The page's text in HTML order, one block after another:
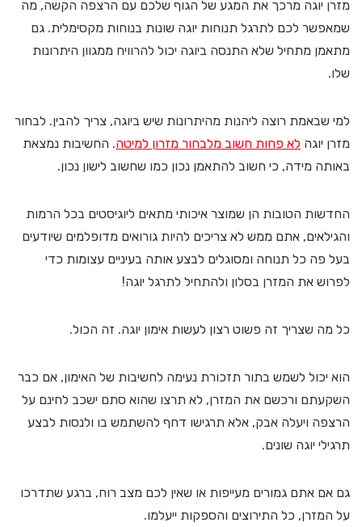
מזרן יוגה מרכך את המגע של הגוף שלכם עם הרצפה הקשה, מה
שמאפשר לכם לתרגל תנוחות יוגה שונות בנוחות מקסימלית. גם
מתאמן מתחיל שלא התנסה ביוגה יכול להרוויח ממגוון היתרונות
שלו.
למי שבאמת רוצה ליהנות מהיתרונות שיש ביוגה, צריך להבין. לבחור
מזרן יוגה לא פחות חשוב מלבחור מזרון למיטה. החשיבות נמצאת
באותה מידה, כי חשוב להתאמן נכון כמו שחשוב לישון נכון.
החדשות הטובות הן שמוצר איכותי מתאים ליוגיסטים בכל הרמות
והגילאים, אתם ממש לא צריכים להיות גורואים מדופלמים שיודעים
בעל פה כל תנוחה ומסוגלים לבצע אותה בעיניים עצומות כדי
לפרוש את המזרן בסלון ולהתחיל לתרגל יוגה!
כל מה שצריך זה פשוט רצון לעשות אימון יוגה. זה הכול.
הוא יכול לשמש בתור תזכורת נעימה לחשיבות של האימון, אם כבר
השקעתם ורכשם את המזרן, לא תרצו שהוא סתם ישכב לחינם על
הרצפה ויעלה אבק, אלא תרגישו דחף להשתמש בו ולנסות לבצע
תרגילי יוגה שונים.
גם אם אתם גמורים מעייפות או שאין לכם מצב רוח, ברגע שתדרכו
על המזרן, כל התירוצים והספקות ייעלמו.